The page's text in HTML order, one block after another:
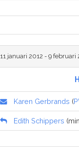
11 januari 2012 - 9 februari
Karen Gerbrands (
Edith Schippers